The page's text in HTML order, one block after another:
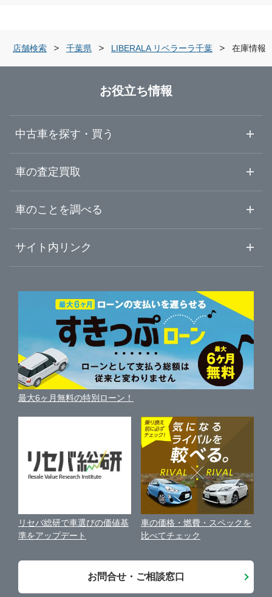
ガリバー船橋習志野店
ガリバー木更津金田店
ガリバー車検 木更津金田店
ガリバー木更津金田店 板金工場
ガリバー木更津店
ガリバー車検 野田店
GT-Garage@Gulliver
Brat BASE野田カスタム直売店
ガリバー車検 ワオタウン幕張店
茂原市
成田市
習志野市
柏市
八千代市
鎌ケ谷市
浦安市
千葉県
東京都
神奈川県
店舗検索 千葉県 LIBERALA リベラーラ千葉 在庫情報
お役立ち情報
中古車を探す・買う
中古車情報・中古車検索
初めての中古車購入ガイド
中古車人気ランキング
自動車ローンを調べる
ガリバーの自動車ローン
車買い替えの基礎知識
近くのお店で車を探す
車の査定買取
車査定・車買取ならガリバー
ガリバーの査定が選ばれる理由
車を売る時よくある質問
便利な査定サービス
中古車買取相場（毎月更新）
車の個人売買ガイド
車のことを調べる
車初心者まとめ
新車・中古車カタログ
車の燃費を調べる
車種別クチコミ
車比較サイト
サイト内リンク
サイトマップ
サイトの使用条件
利用規約
保険代理店業務に関する基本方針
古物営業法に基づく表示
お客様の声
会社案内
最大6ヶ月無料の特別ローン！
リセバ総研で車選びの価値基
準をアップデート
車の価格・燃費・スペックを
比べてチェック
お問合せ・ご相談窓口